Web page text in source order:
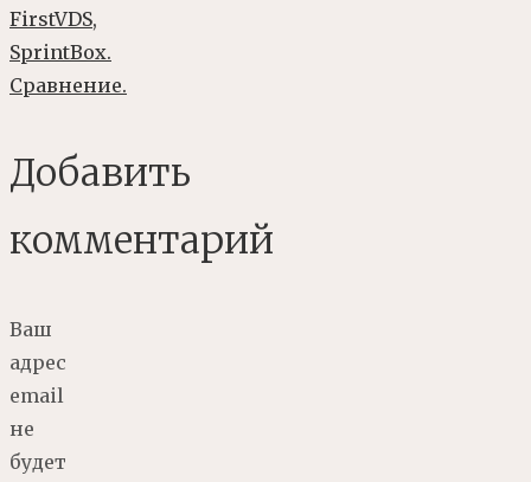
FirstVDS,
SprintBox.
Сравнение.
Добавить
комментарий
Ваш
адрес
email
не
будет